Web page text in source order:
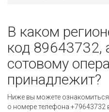
В каком
код 89643732,
сотовому
принадлежит?
Ниже вы можете
о номере телефона +79643732